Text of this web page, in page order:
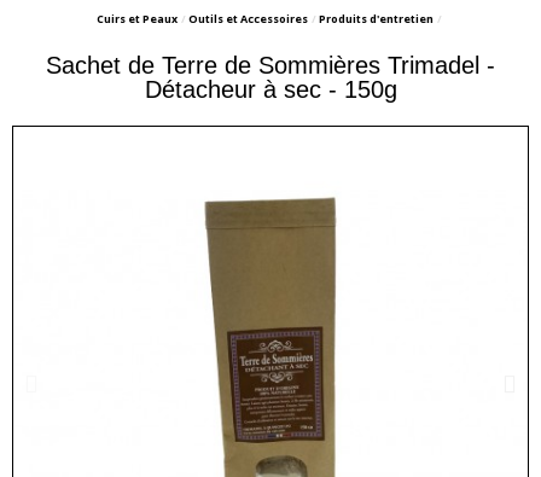
Cuirs et Peaux Outils et Accessoires Produits d'entretien
Sachet de Terre de Sommières Trimadel -
Détacheur à sec - 150g